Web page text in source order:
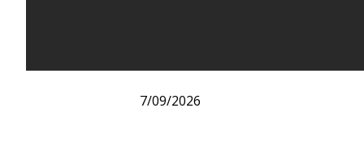
7/09/2026